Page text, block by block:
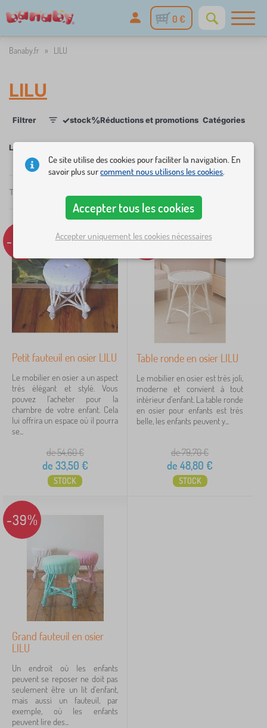
0 €
Banaby.fr » LILU
LILU
Filtrer ✓stock%Réductions et promotions Catégories
u
b
l
o
r
e
n
f
a
n
t
s
s
e
n
f
Prix
33 €
Rechercher dans les filtres
Disponibilité
Type d'offre
Étiquettes
LILU
Kocot Kids
40
Jerry Fabrics
23
ADEKO®
7
VYLEN
6
LILU
Total
Recommandé
-39%
Petit fauteuil en osier LILU
Le mobilier en osier a un aspect
très élégant et stylé. Vous
pouvez l'acheter pour la
chambre de votre enfant. Cela
lui offrira un espace où il pourra
se...
de 54,60€
de 33,50 €
STOCK
-39%
Table ronde en osier LILU
Le mobilier en osier est très joli,
moderne et convient à tout
intérieur d'enfant. La table ronde
en osier pour enfants est très
belle, les enfants peuvent y...
de 79,70€
de 48,80 €
STOCK
-39%
Grand fauteuil en osier
LILU
Un endroit où les enfants
peuvent se reposer ne doit pas
seulement être un lit d'enfant,
mais aussi un fauteuil, par
exemple, où les enfants
peuvent lire des...
Ce site utilise des cookies pour faciliter la navigation. En
savoir plus surcomment nous utilisons les cookies.
Accepter tous les cookies
Accepter uniquement les cookies nécessaires